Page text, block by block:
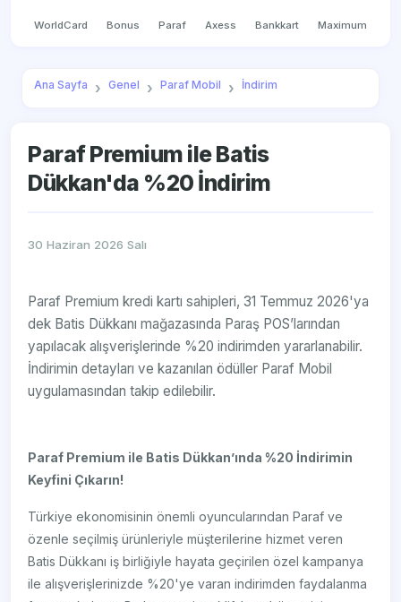
WorldCard Bonus Paraf Axess Bankkart Maximum
Ana Sayfa Genel Paraf Mobil İndirim
Paraf Premium ile Batis
Dükkan'da %20 İndirim
30 Haziran 2026 Salı
Paraf Premium kredi kartı sahipleri, 31 Temmuz 2026'ya
dek Batis Dükkanı mağazasında Paraş POS’larından
yapılacak alışverişlerinde %20 indirimden yararlanabilir.
İndirimin detayları ve kazanılan ödüller Paraf Mobil
uygulamasından takip edilebilir.
Paraf Premium ile Batis Dükkan’ında %20 İndirimin
Keyfini Çıkarın!
Türkiye ekonomisinin önemli oyuncularından Paraf ve
özenle seçilmiş ürünleriyle müşterilerine hizmet veren
Batis Dükkanı iş birliğiyle hayata geçirilen özel kampanya
ile alışverişlerinizde %20'ye varan indirimden faydalanma